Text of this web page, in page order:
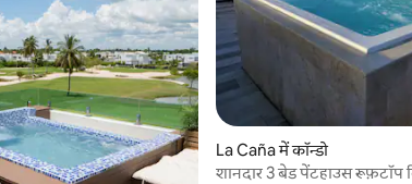
La Caña में कॉन्डो
शानदार 3 बेड पेंटहाउस